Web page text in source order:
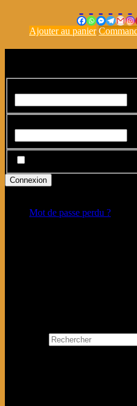
Ajouter au panier
Mot de passe perdu ?